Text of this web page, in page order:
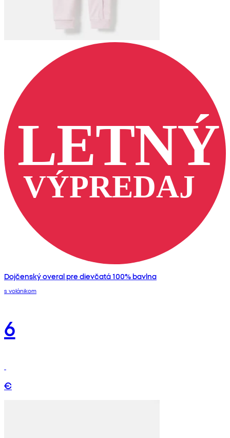
Dojčenský overal pre dievčatá 100% bavlna
s volánikom
6
€